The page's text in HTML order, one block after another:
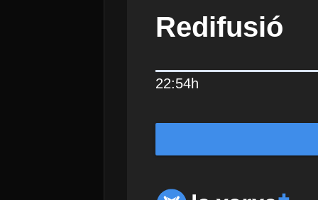
Redifusió
22:54h